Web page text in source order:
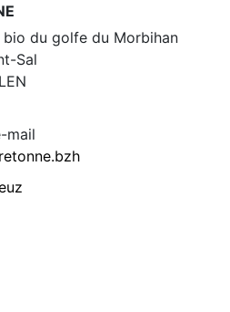
du golfe du Morbihan
Sal
mail